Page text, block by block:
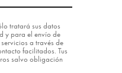
tratará sus datos
y para el envío de
a través de
facilitados. Tus
salvo obligación